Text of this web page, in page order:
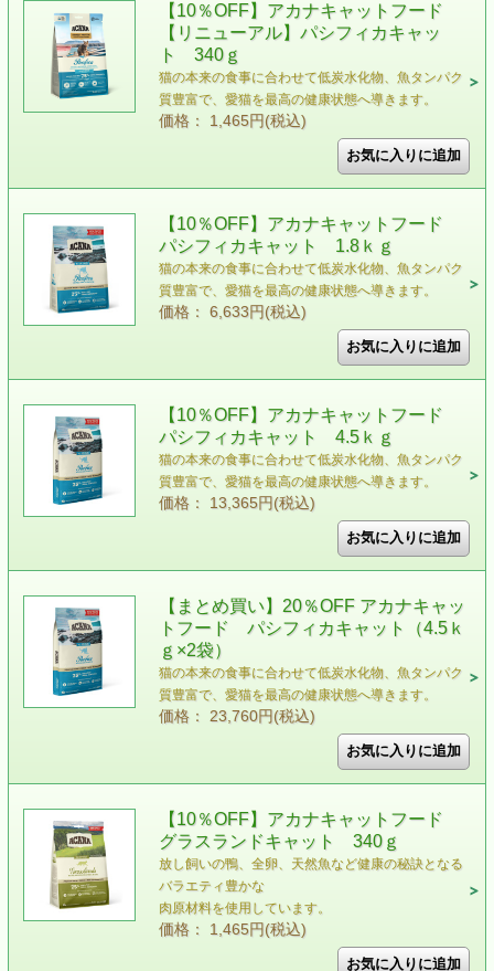
【10％OFF】アカナキャットフード
【リニューアル】パシフィカキャッ
ト 340ｇ
猫の本来の食事に合わせて低炭水化物、魚タンパク
質豊富で、愛猫を最高の健康状態へ導きます。
価格： 1,465円(税込)
【10％OFF】アカナキャットフード
パシフィカキャット 1.8ｋｇ
猫の本来の食事に合わせて低炭水化物、魚タンパク
質豊富で、愛猫を最高の健康状態へ導きます。
価格： 6,633円(税込)
【10％OFF】アカナキャットフード
パシフィカキャット 4.5ｋｇ
猫の本来の食事に合わせて低炭水化物、魚タンパク
質豊富で、愛猫を最高の健康状態へ導きます。
価格： 13,365円(税込)
【まとめ買い】20％OFF アカナキャッ
トフード パシフィカキャット（4.5ｋ
ｇ×2袋）
猫の本来の食事に合わせて低炭水化物、魚タンパク
質豊富で、愛猫を最高の健康状態へ導きます。
価格： 23,760円(税込)
【10％OFF】アカナキャットフード
グラスランドキャット 340ｇ
放し飼いの鴨、全卵、天然魚など健康の秘訣となる
バラエティ豊かな
肉原材料を使用しています。
価格： 1,465円(税込)